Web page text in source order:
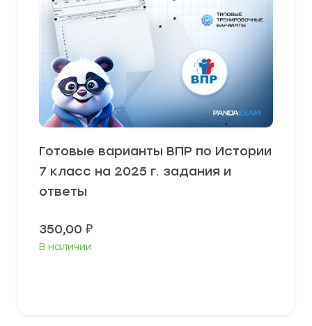
Готовые варианты ВПР по Истории
7 класс на 2025 г. задания и
ответы
350,00 ₽
В наличии